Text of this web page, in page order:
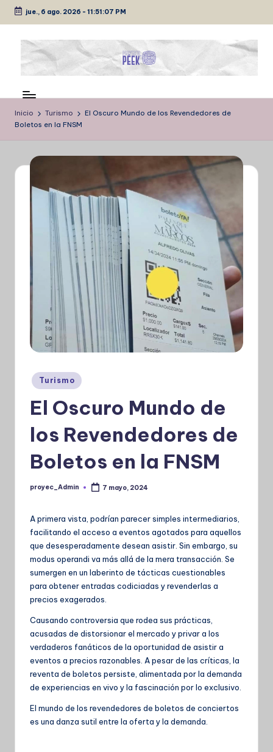
Saltar
contenido
jue., 6 ago. 2026 - 11:51:07 PM
E
K
de
comunicación
Inicio Turismo
El Oscuro Mundo de los Revendedores de
Boletos en la FNSM
Publicado
en
Turismo
El Oscuro Mundo de
los Revendedores de
Boletos en la FNSM
Publicado
proyec_Admin 7 mayo, 2024
A primera vista, podrían parecer simples intermediarios,
facilitando el acceso a eventos agotados para aquellos
que desesperadamente desean asistir. Sin embargo, su
modus operandi va más allá de la mera transacción. Se
sumergen en un laberinto de tácticas cuestionables
para obtener entradas codiciadas y revenderlas a
precios exagerados.
Causando controversia que rodea sus prácticas,
acusadas de distorsionar el mercado y privar a los
verdaderos fanáticos de la oportunidad de asistir a
eventos a precios razonables. A pesar de las críticas, la
reventa de boletos persiste, alimentada por la demanda
de experiencias en vivo y la fascinación por lo exclusivo.
El mundo de los revendedores de boletos de conciertos
es una danza sutil entre la oferta y la demanda.